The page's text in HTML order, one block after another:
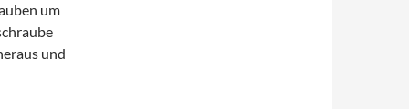
um
und